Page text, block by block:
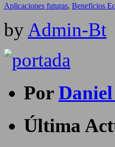
Aplicaciones futuras, Beneficios
by Admin-Bt
Por
Última